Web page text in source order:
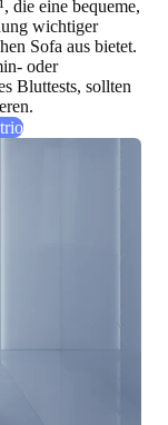
die eine bequeme,
wichtiger
Sofa aus bietet.
oder
Bluttests, sollten